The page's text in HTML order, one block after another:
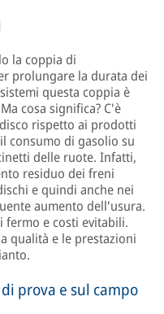
la coppia di
prolungare la durata dei
questa coppia è
cosa significa? C'è
rispetto ai prodotti
consumo di gasolio su
delle ruote. Infatti,
residuo dei freni
e quindi anche nei
aumento dell'usura.
fermo e costi evitabili.
qualità e le prestazioni
prova e sul campo